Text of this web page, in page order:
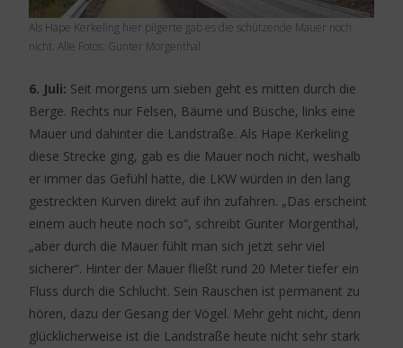
Als Hape Kerkeling hier pilgerte gab es die schützende Mauer noch
nicht. Alle Fotos: Gunter Morgenthal
6. Juli: Seit morgens um sieben geht es mitten durch die
Berge. Rechts nur Felsen, Bäume und Büsche, links eine
Mauer und dahinter die Landstraße. Als Hape Kerkeling
diese Strecke ging, gab es die Mauer noch nicht, weshalb
er immer das Gefühl hatte, die LKW würden in den lang
gestreckten Kurven direkt auf ihn zufahren. „Das erscheint
einem auch heute noch so“, schreibt Gunter Morgenthal,
„aber durch die Mauer fühlt man sich jetzt sehr viel
sicherer“. Hinter der Mauer fließt rund 20 Meter tiefer ein
Fluss durch die Schlucht. Sein Rauschen ist permanent zu
hören, dazu der Gesang der Vögel. Mehr geht nicht, denn
glücklicherweise ist die Landstraße heute nicht sehr stark